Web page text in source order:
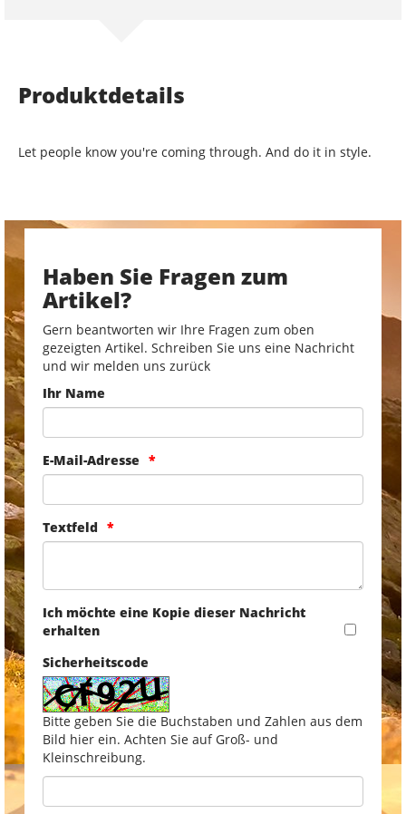
Produktdetails
Let people know you're coming through. And do it in style.
Haben Sie Fragen zum
Artikel?
Gern beantworten wir Ihre Fragen zum oben
gezeigten Artikel. Schreiben Sie uns eine Nachricht
und wir melden uns zurück
Ihr Name
E-Mail-Adresse
Textfeld
Ich möchte eine Kopie dieser Nachricht
erhalten
Sicherheitscode
Bitte geben Sie die Buchstaben und Zahlen aus dem
Bild hier ein. Achten Sie auf Groß- und
Kleinschreibung.